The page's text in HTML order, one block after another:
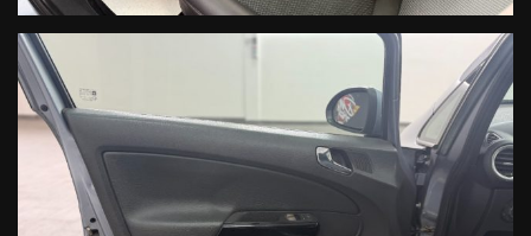
Invia
Queste informazioni non saranno condivise con terze parti